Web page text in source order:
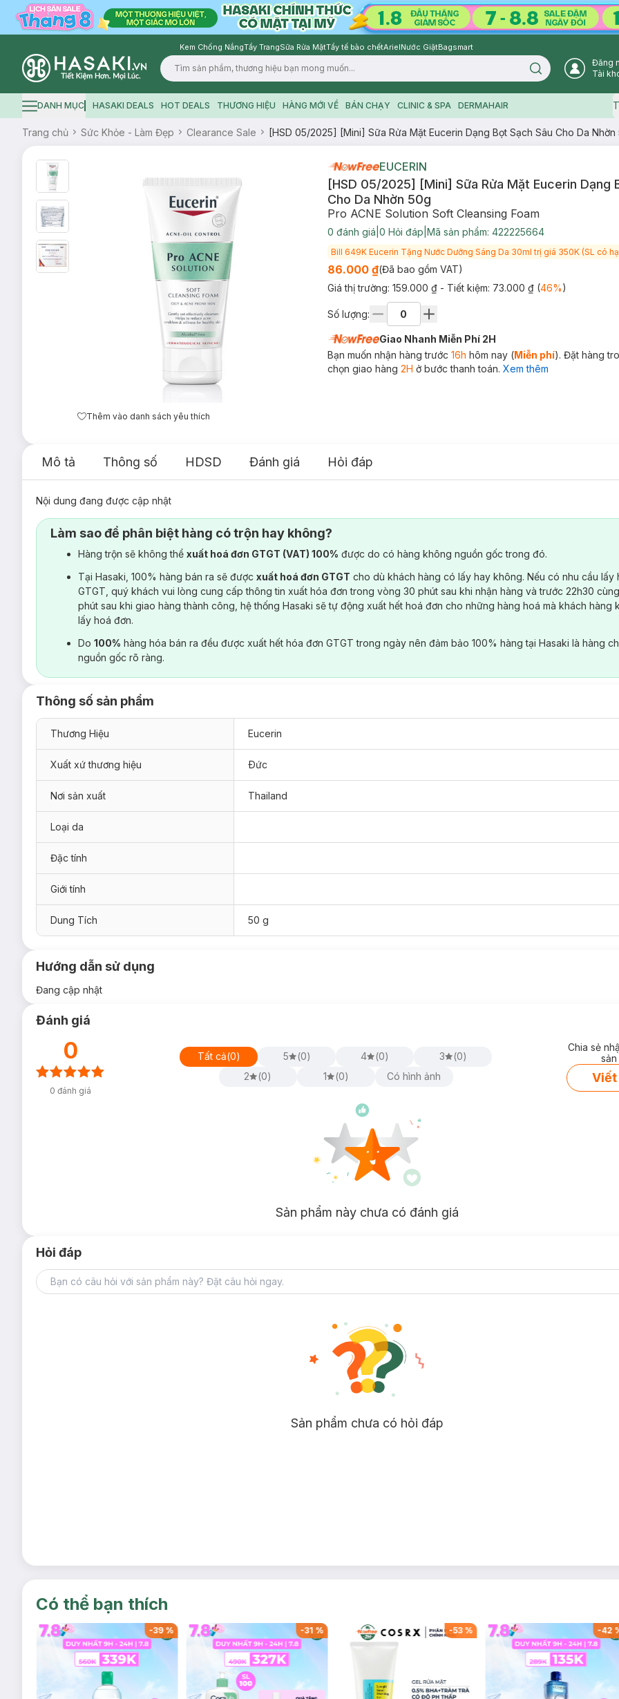
Kem Chống NắngTẩy TrangSữa Rửa MặtTẩy tế bào chếtArielNước GiặtBagsmart
Logo
Search icon
Đăng
Tài
Hamburger icon
DANH MỤC HASAKI DEALS HOT DEALS THƯƠNG HIỆU HÀNG MỚI VỀ BÁN CHẠY CLINIC & SPA DERMAHAIR
Trang chủ Sức Khỏe - Làm Đẹp Clearance Sale [HSD 05/2025] [Mini] Sữa Rửa Mặt Eucerin Dạng Bọt Sạch Sâu Cho Da Nhờn
Thêm vào danh sách yêu thích
EUCERIN
[HSD 05/2025] [Mini] Sữa Rửa Mặt Eucerin Dạng
Cho Da Nhờn 50g
Pro ACNE Solution Soft Cleansing Foam
0 đánh giá 0 Hỏi đáp Mã sản phẩm: 422225664
Bill 649K Eucerin Tặng Nước Dưỡng Sáng Da 30ml trị giá 350K (SL có
86.000 ₫(Đã bao gồm VAT)
Giá thị trường: 159.000 ₫ - Tiết kiệm: 73.000 ₫(46%)
Số lượng:
Giao Nhanh Miễn Phí 2H
Bạn muốn nhận hàng trước 16h hôm nay (Miễn phí). Đặt hàng
chọn giao hàng 2H ở bước thanh toán. Xem thêm
Mô tả Thông số HDSD Đánh giá Hỏi đáp
Nội dung đang được cập nhật
Làm sao để phân biệt hàng có trộn hay không?
Hàng trộn sẽ không thể xuất hoá đơn GTGT (VAT) 100% được do có hàng không nguồn gốc trong đó.
Tại Hasaki, 100% hàng bán ra sẽ được xuất hoá đơn GTGT cho dù khách hàng có lấy hay không. Nếu có nhu cầu lấy
GTGT, quý khách vui lòng cung cấp thông tin xuất hóa đơn trong vòng 30 phút sau khi nhận hàng và trước 22h30
phút sau khi giao hàng thành công, hệ thống Hasaki sẽ tự động xuất hết hoá đơn cho những hàng hoá mà khách hàng
lấy hoá đơn.
Do 100% hàng hóa bán ra đều được xuất hết hóa đơn GTGT trong ngày nên đảm bảo 100% hàng tại Hasaki là hàng
nguồn gốc rõ ràng.
Thông số sản phẩm
Thương Hiệu Eucerin
Xuất xứ thương hiệu Ðức
Nơi sản xuất Thailand
Loại da
Đặc tính
Giới tính
Dung Tích 50 g
Hướng dẫn sử dụng
Đang cập nhật
Đánh giá
0
0 đánh giá
Tất cả(0) 5 (0) 4 (0) 3 (0)
2
(0) 1 (0) Có hình ảnh
Chia sẻ
Viết
Sản phẩm này chưa có đánh giá
Hỏi đáp
Sản phẩm chưa có hỏi đáp
Có thể bạn thích
-39% -31 % -53% -42